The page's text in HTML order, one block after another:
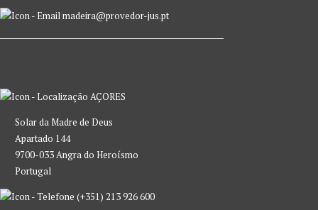
madeira@provedor-jus.pt
AÇORES
Solar da Madre de Deus
Apartado 144
9700-033 Angra do Heroísmo
Portugal
(+351) 213 926 600